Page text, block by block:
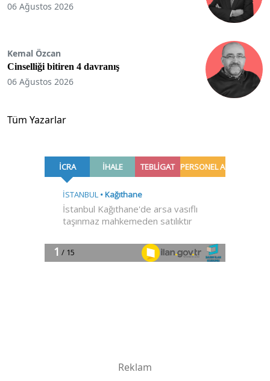
06 Ağustos 2026
Kemal Özcan
Cinselliği bitiren 4 davranış
06 Ağustos 2026
Tüm Yazarlar